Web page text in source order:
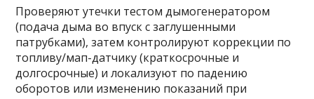
Проверяют утечки тестом дымогенератором
(подача дыма во впуск с заглушенными
патрубками), затем контролируют коррекции по
топливу/мап-датчику (краткосрочные и
долгосрочные) и локализуют по падению
оборотов или изменению показаний при